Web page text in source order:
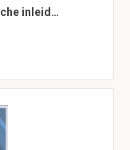
inleid…